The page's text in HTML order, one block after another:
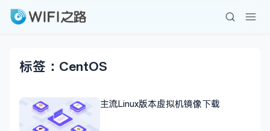
标签：CentOS
主流Linux版本虚拟机镜像下载